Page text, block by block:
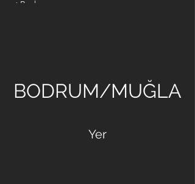
< Back
BODRUM/MUĞLA
Yer